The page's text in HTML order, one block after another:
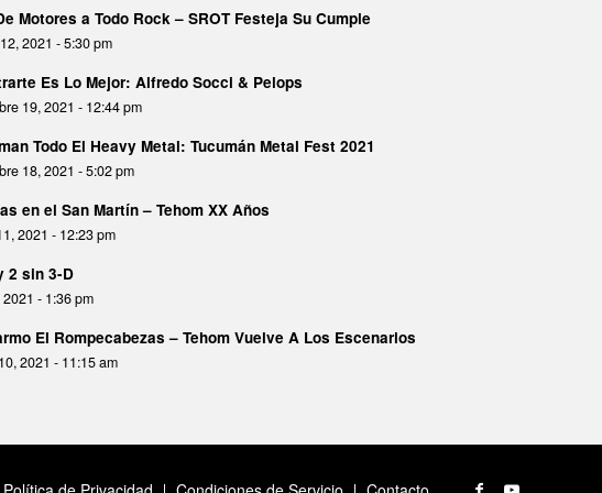
Motores a Todo Rock – SROT Festeja Su Cumple
2021 - 5:30 pm
Es Lo Mejor: Alfredo Socci & Pelops
19, 2021 - 12:44 pm
Todo El Heavy Metal: Tucumán Metal Fest 2021
18, 2021 - 5:02 pm
en el San Martín – Tehom XX Años
2021 - 12:23 pm
2 sin 3-D
- 1:36 pm
El Rompecabezas – Tehom Vuelve A Los Escenarios
2021 - 11:15 am